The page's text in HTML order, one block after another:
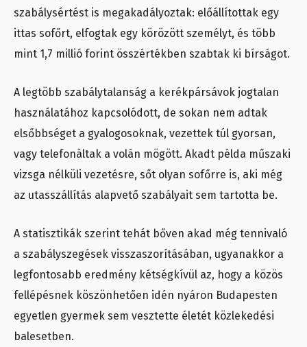
szabálysértést is megakadályoztak: előállítottak egy
ittas sofőrt, elfogtak egy körözött személyt, és több
mint 1,7 millió forint összértékben szabtak ki bírságot.
A legtöbb szabálytalanság a kerékpársávok jogtalan
használatához kapcsolódott, de sokan nem adtak
elsőbbséget a gyalogosoknak, vezettek túl gyorsan,
vagy telefonáltak a volán mögött. Akadt példa műszaki
vizsga nélküli vezetésre, sőt olyan sofőrre is, aki még
az utasszállítás alapvető szabályait sem tartotta be.
A statisztikák szerint tehát bőven akad még tennivaló
a szabályszegések visszaszorításában, ugyanakkor a
legfontosabb eredmény kétségkívül az, hogy a közös
fellépésnek köszönhetően idén nyáron Budapesten
egyetlen gyermek sem vesztette életét közlekedési
balesetben.